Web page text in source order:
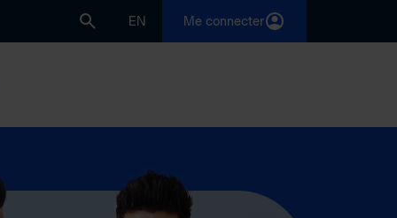
EN Me connecter